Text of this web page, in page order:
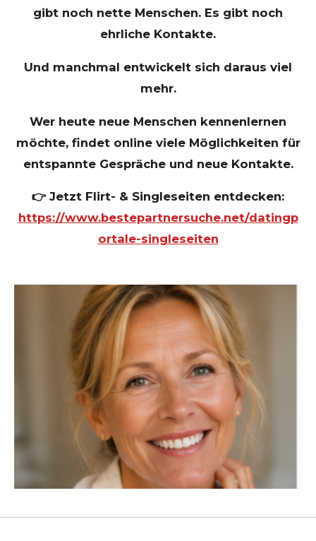
gibt noch nette Menschen. Es gibt noch
ehrliche Kontakte.
Und manchmal entwickelt sich daraus viel
mehr.
Wer heute neue Menschen kennenlernen
möchte, findet online viele Möglichkeiten für
entspannte Gespräche und neue Kontakte.
👉 Jetzt Flirt- & Singleseiten entdecken:
https://www.bestepartnersuche.net/datingp
ortale-singleseiten